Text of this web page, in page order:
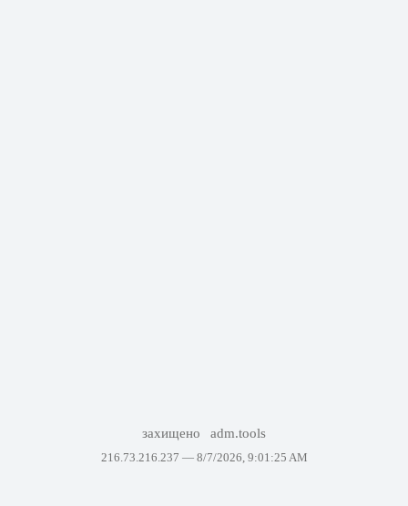
захищено adm.tools
216.73.216.237 — 8/7/2026, 9:01:25 AM